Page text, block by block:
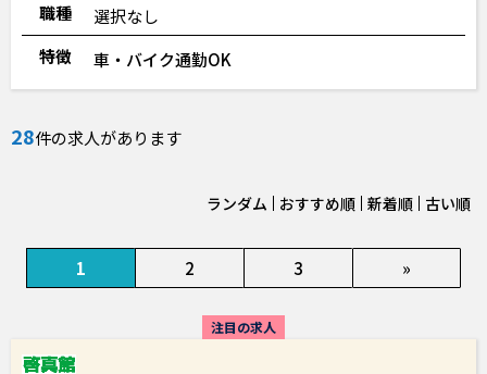
職種
選択なし
特徴
車・バイク通勤OK
28件の求人があります
ランダム おすすめ順 新着順 古い順
1 2 3 »
注目の求人